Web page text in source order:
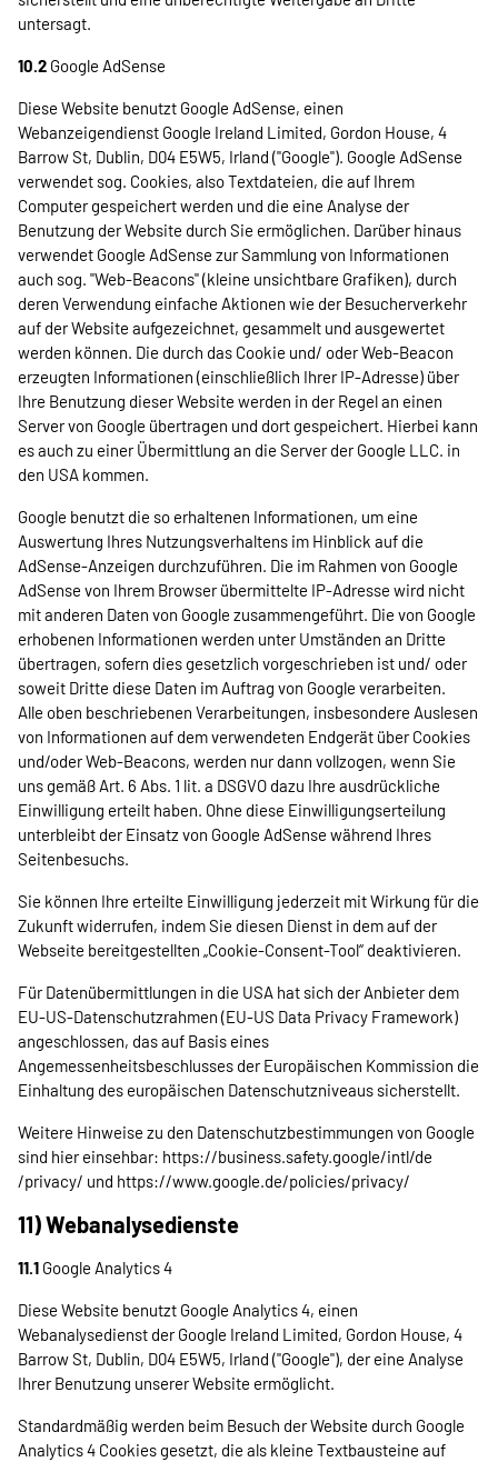
untersagt.
10.2 Google AdSense
Diese Website benutzt Google AdSense, einen
Webanzeigendienst Google Ireland Limited, Gordon House, 4
Barrow St, Dublin, D04 E5W5, Irland ("Google"). Google AdSense
verwendet sog. Cookies, also Textdateien, die auf Ihrem
Computer gespeichert werden und die eine Analyse der
Benutzung der Website durch Sie ermöglichen. Darüber hinaus
verwendet Google AdSense zur Sammlung von Informationen
auch sog. "Web-Beacons" (kleine unsichtbare Grafiken), durch
deren Verwendung einfache Aktionen wie der Besucherverkehr
auf der Website aufgezeichnet, gesammelt und ausgewertet
werden können. Die durch das Cookie und/ oder Web-Beacon
erzeugten Informationen (einschließlich Ihrer IP-Adresse) über
Ihre Benutzung dieser Website werden in der Regel an einen
Server von Google übertragen und dort gespeichert. Hierbei kann
es auch zu einer Übermittlung an die Server der Google LLC. in
den USA kommen.
Google benutzt die so erhaltenen Informationen, um eine
Auswertung Ihres Nutzungsverhaltens im Hinblick auf die
AdSense-Anzeigen durchzuführen. Die im Rahmen von Google
AdSense von Ihrem Browser übermittelte IP-Adresse wird nicht
mit anderen Daten von Google zusammengeführt. Die von Google
erhobenen Informationen werden unter Umständen an Dritte
übertragen, sofern dies gesetzlich vorgeschrieben ist und/ oder
soweit Dritte diese Daten im Auftrag von Google verarbeiten.
Alle oben beschriebenen Verarbeitungen, insbesondere Auslesen
von Informationen auf dem verwendeten Endgerät über Cookies
und/oder Web-Beacons, werden nur dann vollzogen, wenn Sie
uns gemäß Art. 6 Abs. 1 lit. a DSGVO dazu Ihre ausdrückliche
Einwilligung erteilt haben. Ohne diese Einwilligungserteilung
unterbleibt der Einsatz von Google AdSense während Ihres
Seitenbesuchs.
Sie können Ihre erteilte Einwilligung jederzeit mit Wirkung für die
Zukunft widerrufen, indem Sie diesen Dienst in dem auf der
Webseite bereitgestellten „Cookie-Consent-Tool“ deaktivieren.
Für Datenübermittlungen in die USA hat sich der Anbieter dem
EU-US-Datenschutzrahmen (EU-US Data Privacy Framework)
angeschlossen, das auf Basis eines
Angemessenheitsbeschlusses der Europäischen Kommission die
Einhaltung des europäischen Datenschutzniveaus sicherstellt.
Weitere Hinweise zu den Datenschutzbestimmungen von Google
sind hier einsehbar: https://business.safety.google/intl/de
/privacy/ und https://www.google.de/policies/privacy/
11) Webanalysedienste
11.1 Google Analytics 4
Diese Website benutzt Google Analytics 4, einen
Webanalysedienst der Google Ireland Limited, Gordon House, 4
Barrow St, Dublin, D04 E5W5, Irland ("Google"), der eine Analyse
Ihrer Benutzung unserer Website ermöglicht.
Standardmäßig werden beim Besuch der Website durch Google
Analytics 4 Cookies gesetzt, die als kleine Textbausteine auf